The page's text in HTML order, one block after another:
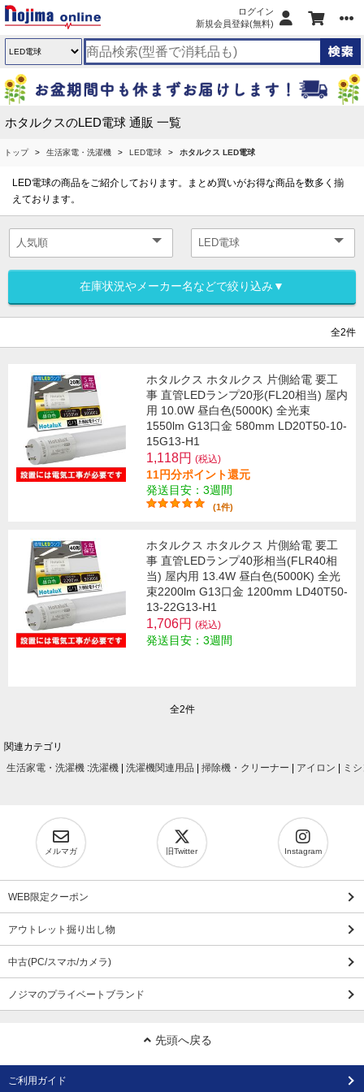
ログイン
新規会員登録(無料)
ホタルクスのLED電球 通販 一覧
トップ 生活家電・洗濯機 LED電球 ホタルクス LED電球
LED電球の商品をご紹介しております。まとめ買いがお得な商品を数多く揃
えております。
在庫状況やメーカー名などで絞り込み▼
全2件
ホタルクス ホタルクス 片側給電 要工
事 直管LEDランプ20形(FL20相当) 屋内
用 10.0W 昼白色(5000K) 全光束
1550lm G13口金 580mm LD20T50-10-
15G13-H1
1,118円 (税込)
11円分ポイント還元
発送目安：3週間
(1件)
ホタルクス ホタルクス 片側給電 要工
事 直管LEDランプ40形相当(FLR40相
当) 屋内用 13.4W 昼白色(5000K) 全光
束2200lm G13口金 1200mm LD40T50-
13-22G13-H1
1,706円 (税込)
発送目安：3週間
全2件
関連カテゴリ
生活家電・洗濯機 :洗濯機 洗濯機関連用品 掃除機・クリーナー アイロン ミ
メルマガ 旧Twitter Instagram
WEB限定クーポン
アウトレット掘り出し物
中古(PC/スマホ/カメラ)
ノジマのプライベートブランド
先頭へ戻る
ご利用ガイド